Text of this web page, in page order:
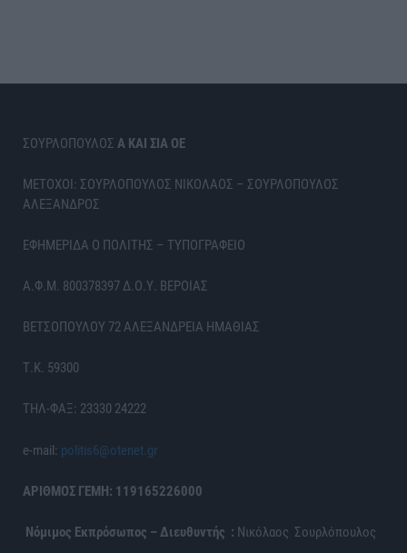
ΣΟΥΡΛΟΠΟΥΛΟΣ Α ΚΑΙ ΣΙΑ ΟΕ
ΜΕΤΟΧΟΙ: ΣΟΥΡΛΟΠΟΥΛΟΣ ΝΙΚΟΛΑΟΣ – ΣΟΥΡΛΟΠΟΥΛΟΣ
ΑΛΕΞΑΝΔΡΟΣ
ΕΦΗΜΕΡΙΔΑ Ο ΠΟΛΙΤΗΣ – ΤΥΠΟΓΡΑΦΕΙΟ
Α.Φ.Μ. 800378397 Δ.Ο.Υ. ΒΕΡΟΙΑΣ
ΒΕΤΣΟΠΟΥΛΟΥ 72 ΑΛΕΞΑΝΔΡΕΙΑ ΗΜΑΘΙΑΣ
Τ.Κ. 59300
ΤΗΛ-ΦΑΞ: 23330 24222
e-mail: politis6@otenet.gr
ΑΡΙΘΜΟΣ ΓΕΜΗ: 119165226000
Νόμιμος Εκπρόσωπος – Διευθυντής : Νικόλαος Σουρλόπουλος